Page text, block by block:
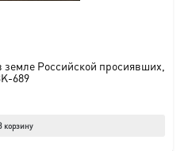
Российской просиявших,
689
корзину